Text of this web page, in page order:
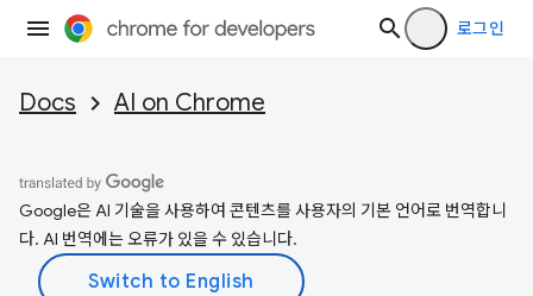
로그인
Docs AI on Chrome
Google은 AI 기술을 사용하여 콘텐츠를 사용자의 기본 언어로 번역합니
다. AI 번역에는 오류가 있을 수 있습니다.